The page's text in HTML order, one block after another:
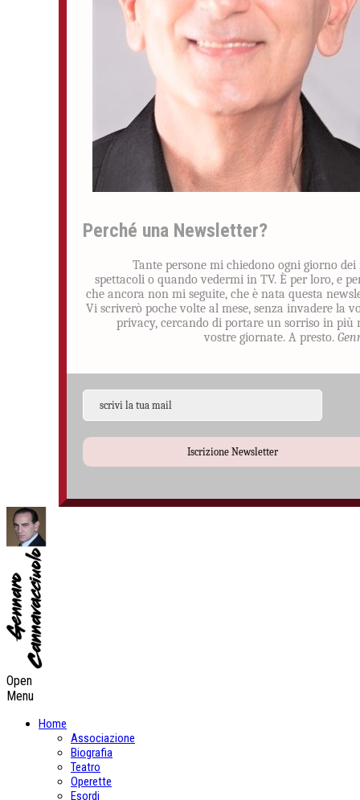
Perché una Newsletter?
Tante persone mi chiedono ogni giorno dei
spettacoli o quando vedermi in TV. È per loro, e
che ancora non mi seguite, che è nata questa
Vi scriverò poche volte al mese, senza invadere la
privacy, cercando di portare un sorriso in più
vostre giornate. A presto.
Iscrizione Newsletter
Open
Menu
Home
Associazione
Biografia
Teatro
Operette
Esordi